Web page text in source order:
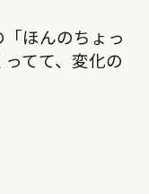
ほんのちょっ
てて、変化の